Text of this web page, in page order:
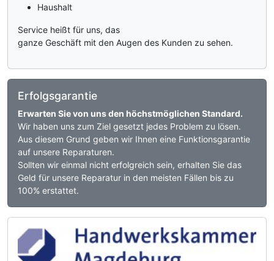
Haushalt
Service heißt für uns, das
ganze Geschäft mit den Augen des Kunden zu sehen.
Erfolgsgarantie
Erwarten Sie von uns den höchstmöglichen Standard.
Wir haben uns zum Ziel gesetzt jedes Problem zu lösen.
Aus diesem Grund geben wir Ihnen eine Funktionsgarantie
auf unsere Reparaturen.
Sollten wir einmal nicht erfolgreich sein, erhalten Sie das
Geld für unsere Reparatur in den meisten Fällen bis zu
100% erstattet.